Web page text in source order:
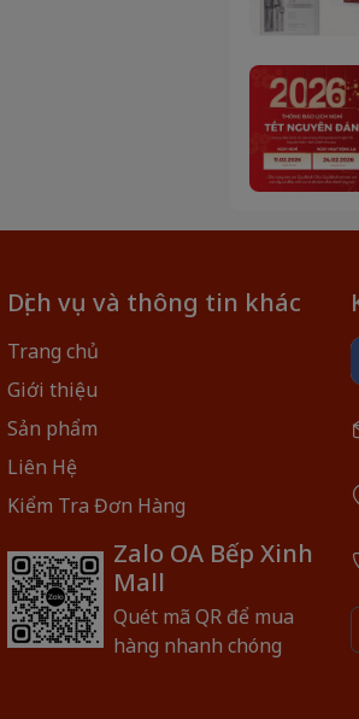
Dịch vụ và thông tin khác
Trang chủ
Giới thiệu
Sản phẩm
Liên Hệ
Kiểm Tra Đơn Hàng
Zalo OA Bếp Xinh
Mall
Quét mã QR để mua
hàng nhanh chóng